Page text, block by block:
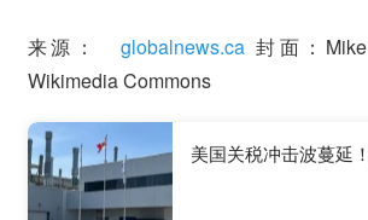
来源： globalnews.ca 封面：
Wikimedia Commons
美国关税冲击波蔓延